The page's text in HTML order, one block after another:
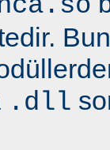
.dll